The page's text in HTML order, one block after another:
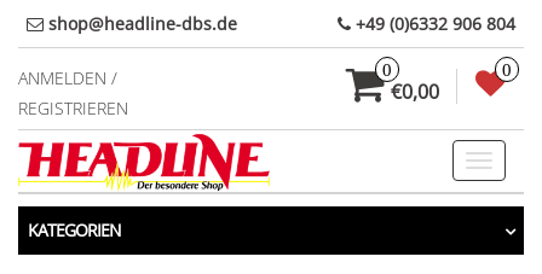
Direkt
zum
Inhalt
shop@headline-dbs.de +49 (0)6332 906 804
ANMELDEN /
REGISTRIEREN
0
€0,00
0
Toggle
KATEGORIEN